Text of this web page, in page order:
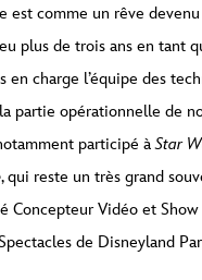
est comme un rêve devenu
plus de trois ans en tant
en charge l’équipe des
partie opérationnelle de
participé àStar
, qui reste un très grand
Concepteur Vidéo et
de Disneyland